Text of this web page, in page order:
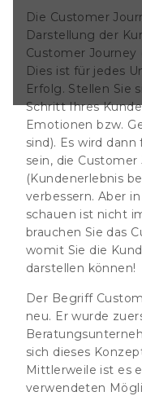
womit
visuell
Der Begriff
ist nicht neu.
einem
dieses
am meisten
um Kunden
- und das
Traditionell war
Consumer
Die Customer
Darstellung der
Customer Journey
Dies ist für jedes
Erfolg. Stellen Sie
Schritt Ihres
Emotionen bzw.
sind). Es wird
sein, die
(Kundenerlebnis
verbessern. Aber
schauen ist nicht
brauchen Sie das
womit Sie die
darstellen können!
Der Begriff
neu. Er wurde
sich dieses
Mittlerweile ist es
verwendeten